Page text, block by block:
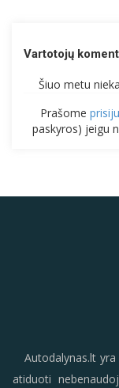
Vartotojų
Šiuo metu
Prašome
paskyros) jeigu
Autodalynas.lt
atiduoti